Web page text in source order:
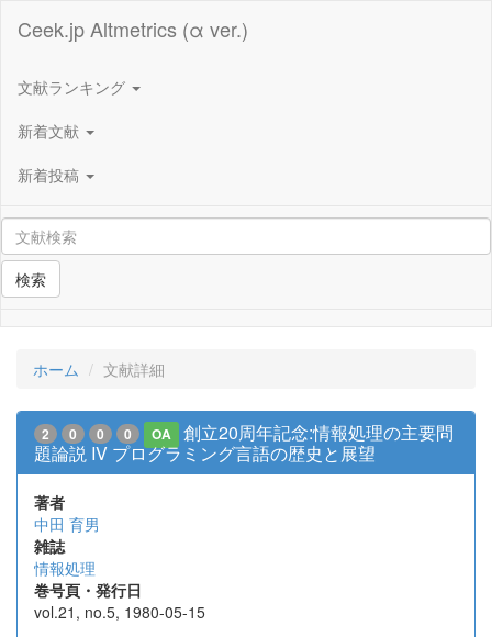
Ceek.jp Altmetrics (α ver.)
文献ランキング
新着文献
新着投稿
検索
ホーム 文献詳細
2 0 0 0 OA
創立20周年記念:情報処理の主要問
題論説 IV プログラミング言語の歴史と展望
著者
中田 育男
雑誌
情報処理
巻号頁・発行日
vol.21, no.5, 1980-05-15